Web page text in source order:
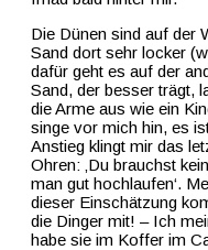
Die Dünen sind auf der
Sand dort sehr locker
dafür geht es auf der
Sand, der besser trägt,
die Arme aus wie ein
singe vor mich hin, es
Anstieg klingt mir das
Ohren: ‚Du brauchst
man gut hochlaufen‘.
dieser Einschätzung
die Dinger mit! – Ich
habe sie im Koffer im